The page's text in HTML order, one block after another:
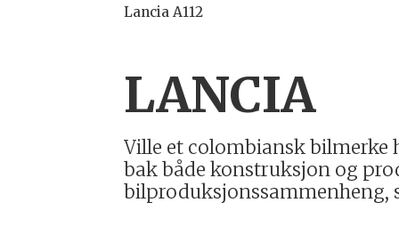
Lancia A112
LANCIA
Ville et colombiansk bilmerke
bak både konstruksjon og
bilproduksjonssammenheng,